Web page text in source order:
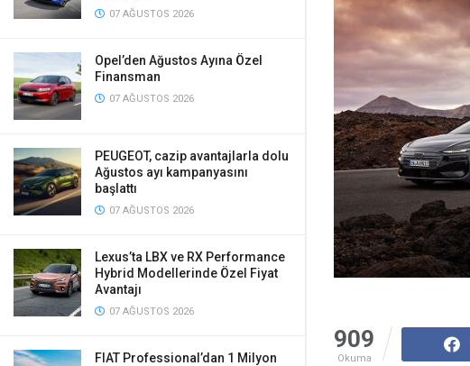
07 AĞUSTOS 2026
Opel’den Ağustos Ayına Özel
Finansman
07 AĞUSTOS 2026
PEUGEOT, cazip avantajlarla dolu
Ağustos ayı kampanyasını
başlattı
07 AĞUSTOS 2026
Lexus’ta LBX ve RX Performance
Hybrid Modellerinde Özel Fiyat
Avantajı
07 AĞUSTOS 2026
FIAT Professional’dan 1 Milyon
909
Okuma